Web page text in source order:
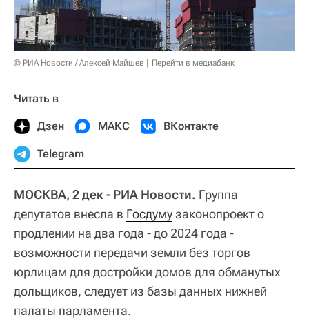
© РИА Новости / Алексей Майшев Перейти в медиабанк
Читать в
Дзен МАКС ВКонтакте
Telegram
МОСКВА, 2 дек - РИА Новости. Группа
депутатов внесла в Госдумузаконопроект о
продлении на два года - до 2024 года -
возможности передачи земли без торгов
юрлицам для достройки домов для обманутых
дольщиков, следует из базы данных нижней
палаты парламента.